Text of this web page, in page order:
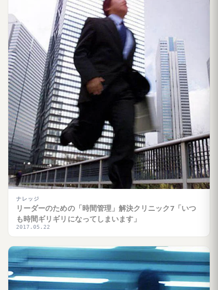
ナレッジ
リーダーのための「時間管理」解決クリニック7「いつ
も時間ギリギリになってしまいます」
2017.05.22